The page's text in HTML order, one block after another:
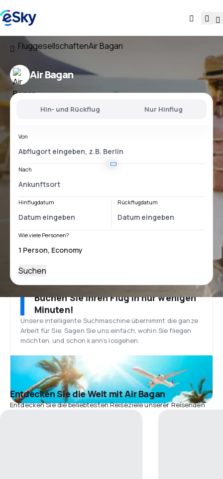
FluggesellschaftenAir Bagan
Air Bagan
Hin- und Rückflug Nur Hinflug
Von
Nach
Hinflugdatum Rückflugdatum
Wie viele Personen?
Suchen
Buchen Sie Ihren Flug in nur wenigen
Minuten!
Unsere intelligente Suchmaschine übernimmt die ganze
Arbeit für Sie. Sagen Sie uns einfach, wohin Sie fliegen
möchten, und schon kann’s losgehen.
Entdecken Sie die Welt mit Air Bagan
Entdecken Sie die beliebtesten Reiseziele unserer Reisenden